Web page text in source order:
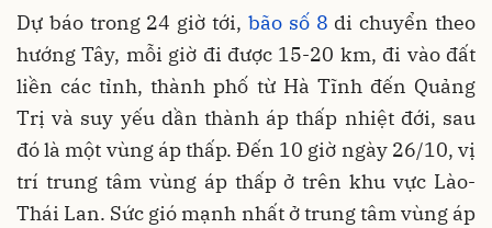
Dự báo trong 24 giờ tới, bão số 8 di chuyển theo
hướng Tây, mỗi giờ đi được 15-20 km, đi vào đất
liền các tỉnh, thành phố từ Hà Tĩnh đến Quảng
Trị và suy yếu dần thành áp thấp nhiệt đới, sau
đó là một vùng áp thấp. Đến 10 giờ ngày 26/10, vị
trí trung tâm vùng áp thấp ở trên khu vực Lào-
Thái Lan. Sức gió mạnh nhất ở trung tâm vùng áp